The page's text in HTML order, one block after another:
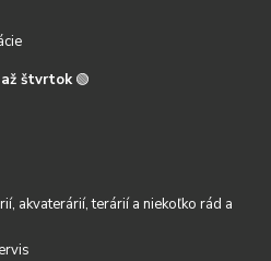
štvrtok 🟢
akvaterárií, terárií a niekoľko rád a